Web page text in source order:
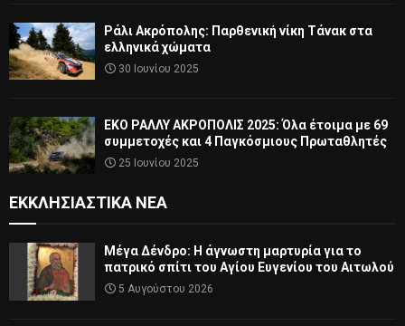
Ράλι Ακρόπολης: Παρθενική νίκη Τάνακ στα
ελληνικά χώματα
30 Ιουνίου 2025
ΕΚΟ ΡΑΛΛΥ ΑΚΡΟΠΟΛΙΣ 2025: Όλα έτοιμα με 69
συμμετοχές και 4 Παγκόσμιους Πρωταθλητές
25 Ιουνίου 2025
ΕΚΚΛΗΣΙΑΣΤΙΚΆ ΝΈΑ
Μέγα Δένδρο: Η άγνωστη μαρτυρία για το
πατρικό σπίτι του Αγίου Ευγενίου του Αιτωλού
5 Αυγούστου 2026